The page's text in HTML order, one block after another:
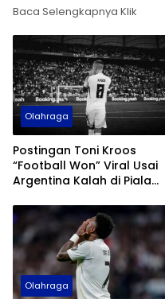
Baca Selengkapnya Klik
Olahraga
Postingan Toni Kroos
“Football Won” Viral Usai
Argentina Kalah di Piala
Olahraga